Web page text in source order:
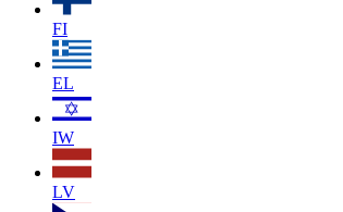
FI
EL
IW
LV